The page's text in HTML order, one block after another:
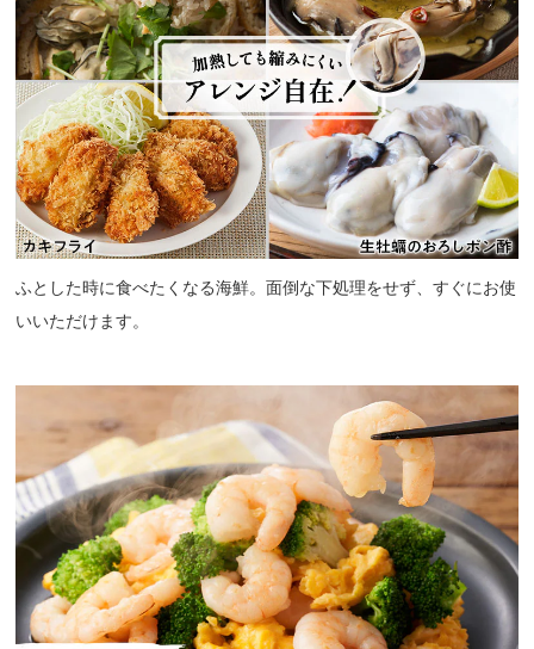
ふとした時に食べたくなる海鮮。面倒な下処理をせず、すぐにお使
いいただけます。